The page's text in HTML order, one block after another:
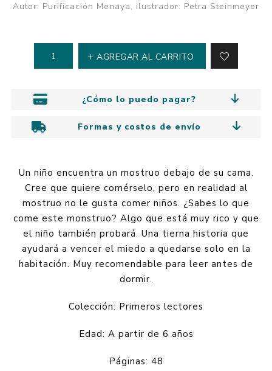
Autor: Purificación Menaya, ilustrador: Petra Steinmeyer
AGREGAR AL CARRITO
¿Cómo lo puedo pagar?
Formas y costos de envío
Un niño encuentra un mostruo debajo de su cama.
Cree que quiere comérselo, pero en realidad al
mostruo no le gusta comer niños. ¿Sabes lo que
come este monstruo? Algo que está muy rico y que
el niño también probará. Una tierna historia que
ayudará a vencer el miedo a quedarse solo en la
habitación. Muy recomendable para leer antes de
dormir.
Colección: Primeros lectores
Edad: A partir de 6 años
Páginas: 48